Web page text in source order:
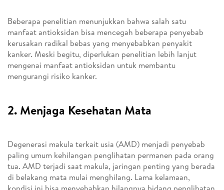
Beberapa penelitian menunjukkan bahwa salah satu
manfaat antioksidan bisa mencegah beberapa penyebab
kerusakan radikal bebas yang menyebabkan penyakit
kanker. Meski begitu, diperlukan penelitian lebih lanjut
mengenai manfaat antioksidan untuk membantu
mengurangi risiko kanker.
2. Menjaga Kesehatan Mata
Degenerasi makula terkait usia (AMD) menjadi penyebab
paling umum kehilangan penglihatan permanen pada orang
tua. AMD terjadi saat makula, jaringan penting yang berada
di belakang mata mulai menghilang. Lama kelamaan,